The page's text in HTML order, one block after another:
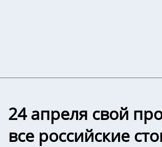
24 апреля свой
все российские